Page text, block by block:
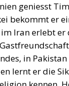
geniesst
bekommt er
Iran erlebt er
in
lernt er die